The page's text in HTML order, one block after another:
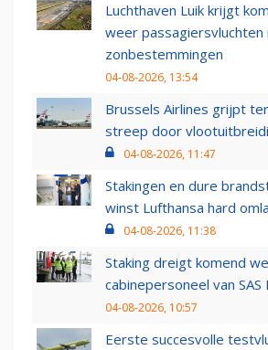
Luchthaven Luik krijgt
weer passagiersvluchten
zonbestemmingen
04-08-2026, 13:54
Brussels Airlines grijpt
streep door
04-08-2026, 11:47
Stakingen en dure
winst Lufthansa hard
04-08-2026, 11:38
Staking dreigt komend
cabinepersoneel van
04-08-2026, 10:57
Eerste succesvolle